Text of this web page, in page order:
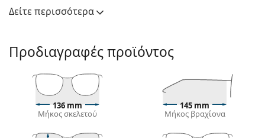
Δείτε πώς φαίνονται πάνω σας αυτά τα γυαλιά ηλίου
με τη λειτουργία του Εικονικού καθρέφτη του
Σκελετός γυαλιών ηλίου
Το μαύρο χρώμα του σκελετού ταιριάζει απόλυτα
με το δροσερό χρώμα του δέρματος και τα ανοιχτά
ξανθά, ανοιχτά καφέ ή μαύρα μαλλιά.
ορθογώνιοι σκελετοί γυαλιών ηλίουείναι
Δείτε περισσότερα
Προδιαγραφές προϊόντος
136 mm
Μήκος σκελετού
145 mm
Μήκος βραχίονα